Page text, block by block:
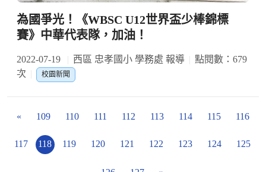
為國爭光！《WBSC U12世界盃少棒錦標
賽》中華代表隊，加油！
2022-07-19 西區 忠孝國小 學務處 報導
點閱數：679
次
校園新聞
« 109 110 111 112 113 114 115 116
117 118 119 120 121 122 123 124 125